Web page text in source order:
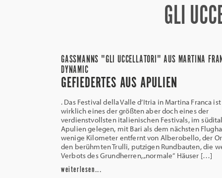
GLI
GASSMANNS "GLI UCCELLATORI" AUS MARTINA
DYNAMIC
GEFIEDERTES AUS APULIEN
. Das Festival della Valle d’Itria in Martina Franca
wirklich eines der größten aber doch eines der
verdienstvollsten italienischen Festivals, im
Apulien gelegen, mit Bari als dem nächsten
wenige Kilometer entfernt von Alberobello, der
den berühmten Trulli, putzigen Rundbauten, die
Verbots des Grundherren, „normale“ Häuser […]
weiterlesen...